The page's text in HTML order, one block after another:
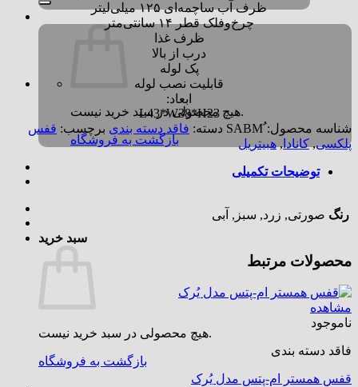
هیچ محصولی در سبد خرید نیست.
بازگشت به فروشگاه
سبد خرید
هیچ محصولی در سبد خرید نیست.
بازگشت به فروشگاه
ظرف آب ساچمه‌ای ۱۲۵ میلی‌لیتر
چرخ‌وفلک قطر ۱۴ سانتی‌متر
ظرف غذا
درب از بالا
پک لوله
قابلیت نصب لوله
ابعاد:
L43*W38*H23
شناسه محصول:
دسته: فاقد دسته بندی برچسب: قفس
پلکسی, کانادا , هبیتریل
توضیحات تکمیلی
رنگ صورتی, زرد, سبز, آبی
محصولات مرتبط
مشاهده
ناموجود
فاقد دسته بندی
قفس همستر ام-پتس مدل یُرک